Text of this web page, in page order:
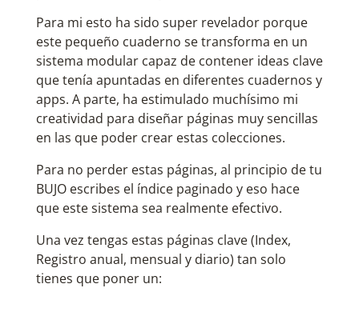
Para mi esto ha sido super revelador porque
este pequeño cuaderno se transforma en un
sistema modular capaz de contener ideas clave
que tenía apuntadas en diferentes cuadernos y
apps. A parte, ha estimulado muchísimo mi
creatividad para diseñar páginas muy sencillas
en las que poder crear estas colecciones.
Para no perder estas páginas, al principio de tu
BUJO escribes el índice paginado y eso hace
que este sistema sea realmente efectivo.
Una vez tengas estas páginas clave (Index,
Registro anual, mensual y diario) tan solo
tienes que poner un: